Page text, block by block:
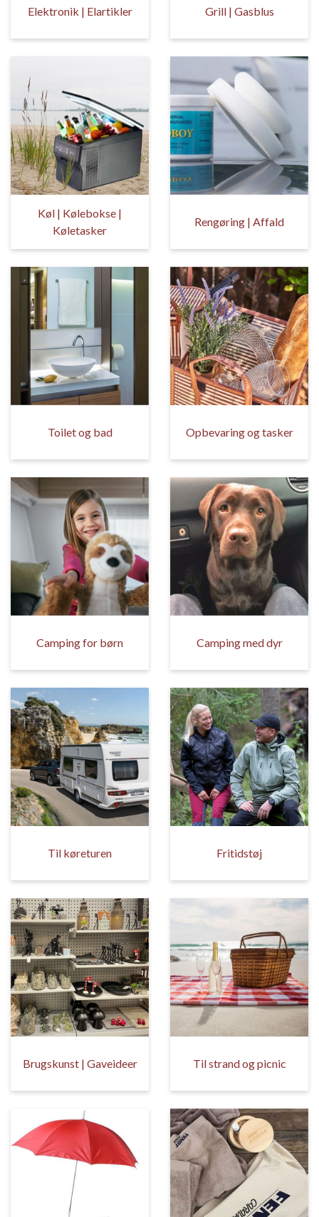
Elektronik | Elartikler Grill | Gasblus
Køl | Kølebokse |
Køletasker
Rengøring | Affald
Toilet og bad Opbevaring og tasker
Camping for børn Camping med dyr
Til køreturen Fritidstøj
Brugskunst | Gaveideer Til strand og picnic